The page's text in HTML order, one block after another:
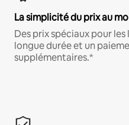
La simplicité du prix au
Des prix spéciaux pour
longue durée et un
supplémentaires.*